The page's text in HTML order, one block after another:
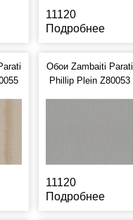
11120
Подробнее
Обои Zambaiti Parati
Phillip Plein Z80053
11120
Подробнее